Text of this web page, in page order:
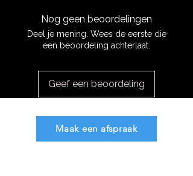
Nog geen beoordelingen
Deel je mening. Wees de eerste die
een beoordeling achterlaat.
Geef een beoordeling
Maak een afspraak